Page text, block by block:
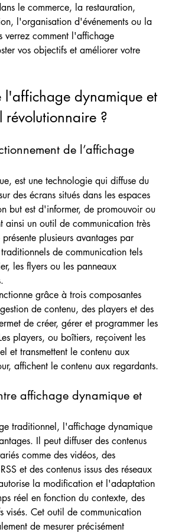
le commerce, la restauration,
l'organisation d'événements ou la
verrez comment l'affichage
vos objectifs et améliorer votre
l'affichage dynamique et
révolutionnaire ?
de l’affichage
est une technologie qui diffuse du
des écrans situés dans les espaces
but est d'informer, de promouvoir ou
ainsi un outil de communication très
plusieurs avantages par
de communication tels
les flyers ou les panneaux
grâce à trois composantes
de contenu, des players et des
de créer, gérer et programmer les
players, ou boîtiers, reçoivent les
et transmettent le contenu aux
affichent le contenu aux regardants.
affichage dynamique et
traditionnel, l'affichage dynamique
Il peut diffuser des contenus
comme des vidéos, des
et des contenus issus des réseaux
la modification et l'adaptation
réel en fonction du contexte, des
visés. Cet outil de communication
de mesurer précisément